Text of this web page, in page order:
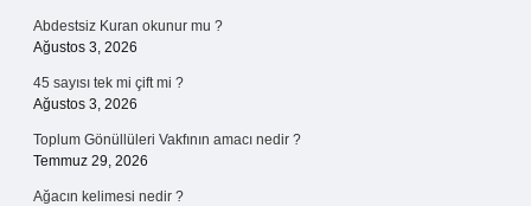
Abdestsiz Kuran okunur mu ?
Ağustos 3, 2026
45 sayısı tek mi çift mi ?
Ağustos 3, 2026
Toplum Gönüllüleri Vakfının amacı nedir ?
Temmuz 29, 2026
Ağacın kelimesi nedir ?